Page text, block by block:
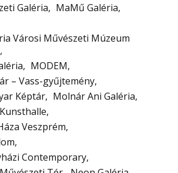
Galéria
MaMű Galéria
Városi Művészeti Múzeum
MODEM
– Vass-gyűjtemény
Képtár
Molnár Ani Galéria
Veszprém
Contemporary